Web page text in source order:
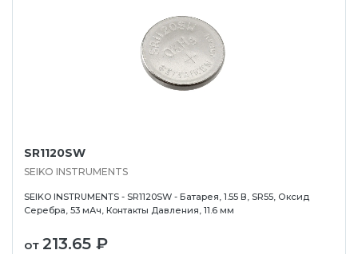
SR1120SW
SEIKO INSTRUMENTS
SEIKO INSTRUMENTS - SR1120SW - Батарея, 1.55 В, SR55, Оксид
Серебра, 53 мАч, Контакты Давления, 11.6 мм
от 213.65 ₽